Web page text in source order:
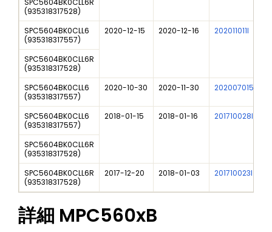
SPC5604BK0CLL6R
(935318317528)
SPC5604BK0CLL6
(935318317557)
2020-12-15 2020-12-16 202011011I
SPC5604BK0CLL6R
(935318317528)
SPC5604BK0CLL6
(935318317557)
2020-10-30 2020-11-30 202007015I
SPC5604BK0CLL6
(935318317557)
2018-01-15 2018-01-16 201710028I
SPC5604BK0CLL6R
(935318317528)
SPC5604BK0CLL6R
(935318317528)
2017-12-20 2018-01-03 201710023I
詳細 MPC560xB